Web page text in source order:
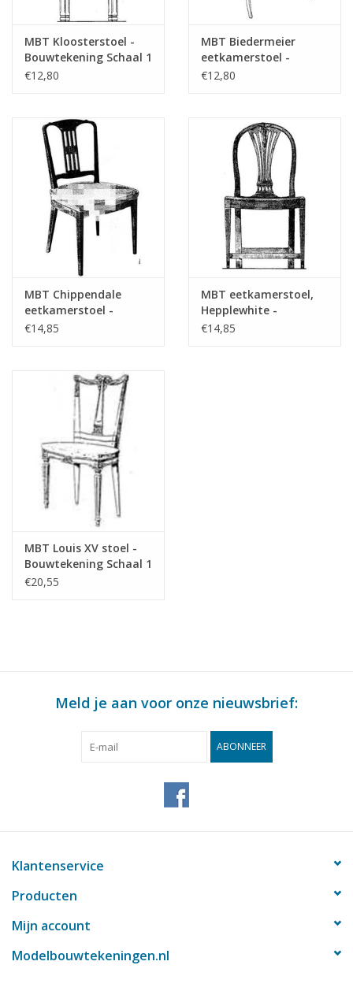
MBT Kloosterstoel -
Bouwtekening Schaal 1
: N/A (45.35.012)
€12,80
MBT Biedermeier
eetkamerstoel -
Bouwtekening Schaal 1
€12,80
MBT Chippendale
eetkamerstoel -
Bouwtekening Schaal 1
€14,85
MBT eetkamerstoel,
Hepplewhite -
Bouwtekening Schaal 1
€14,85
MBT Louis XV stoel -
Bouwtekening Schaal 1
: N/A (45.35.001)
€20,55
Meld je aan voor onze nieuwsbrief:
ABONNEER
Klantenservice
Producten
Mijn account
Modelbouwtekeningen.nl